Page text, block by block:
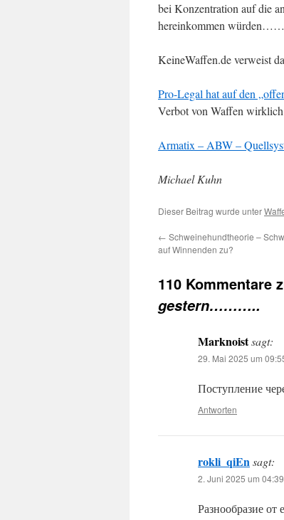
bei Konzentration auf die
hereinkommen
KeineWaffen.de verweist
Pro-Legal hat auf den
Verbot von Waffen wirklich
Armatix – ABW –
Michael Kuhn
Dieser Beitrag wurde unter
← Schweinehundtheorie –
auf Winnenden zu?
110 Kommentare
gestern………..
Marknoistsagt:
29. Mai 2025 um
Поступление
Antworten
rokli_qiEnsagt:
2. Juni 2025 um
Разнообразие от